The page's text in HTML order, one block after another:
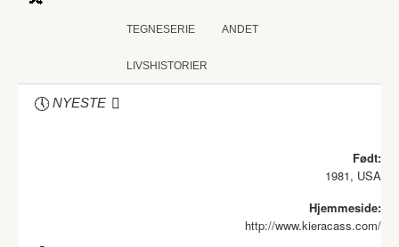
TEGNESERIE ANDET
LIVSHISTORIER
NYESTE
Født:
1981, USA
Hjemmeside:
http://www.kieracass.com/